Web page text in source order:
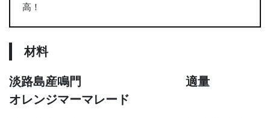
高！
材料
淡路島産鳴門
オレンジマーマレード
適量